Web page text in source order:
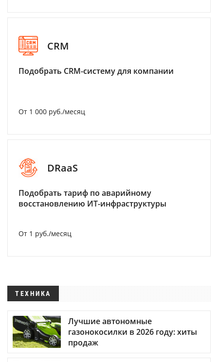
CRM
Подобрать CRM-систему для компании
От 1 000 руб./месяц
DRaaS
Подобрать тариф по аварийному
восстановлению ИТ-инфраструктуры
От 1 руб./месяц
ТЕХНИКА
Лучшие автономные
газонокосилки в 2026 году: хиты
продаж